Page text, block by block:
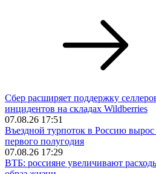
Сбер расширяет поддержку
инцидентов на складах Wildberries
07.08.26 17:51
Въездной турпоток в Россию
первого полугодия
07.08.26 17:29
ВТБ: россияне увеличивают